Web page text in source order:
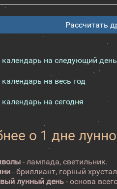
Рассчитать
на следующий
на весь год
на сегодня
о 1 дне
- лампада, светильник.
- бриллиант, горный
лунный день - основа